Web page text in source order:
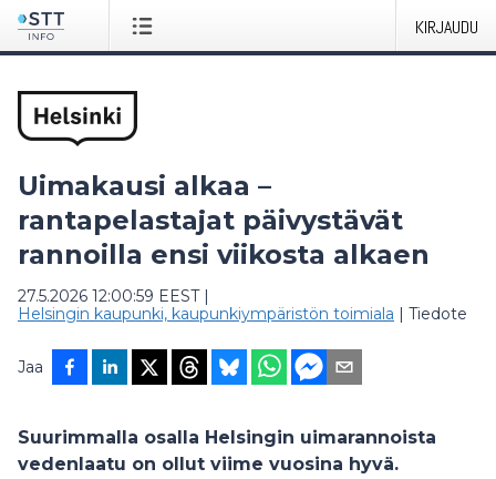
KIRJAUDU
Uimakausi alkaa –
rantapelastajat päivystävät
rannoilla ensi viikosta alkaen
27.5.2026 12:00:59 EEST|
Helsingin kaupunki, kaupunkiympäristön toimiala | Tiedote
Jaa
Suurimmalla osalla Helsingin uimarannoista
vedenlaatu on ollut viime vuosina hyvä.